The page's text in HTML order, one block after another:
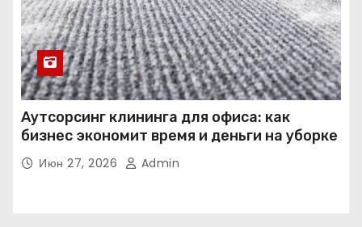
Аутсорсинг клининга для офиса: как
бизнес экономит время и деньги на уборке
Июн 27, 2026 Admin